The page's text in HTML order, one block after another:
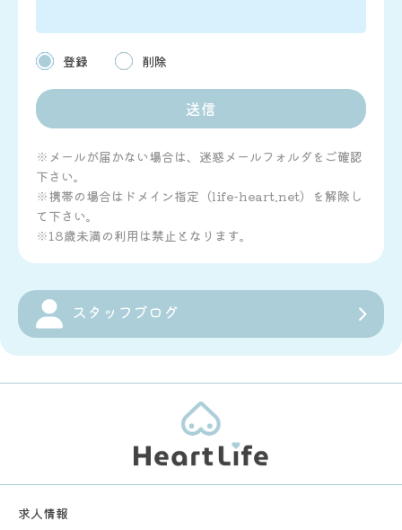
登録 削除
※メールが届かない場合は、迷惑メールフォルダをご確認
下さい。
※携帯の場合はドメイン指定（life-heart.net）を解除し
て下さい。
※18歳未満の利用は禁止となります。
スタッフブログ
求人情報